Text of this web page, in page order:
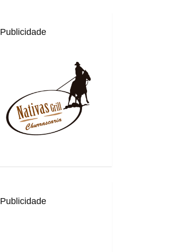
Publicidade
Publicidade